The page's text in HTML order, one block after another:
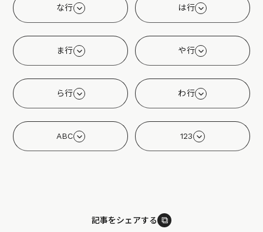
な行 は行
ま行 や行
ら行 わ行
ABC 123
記事をシェアする ⧉